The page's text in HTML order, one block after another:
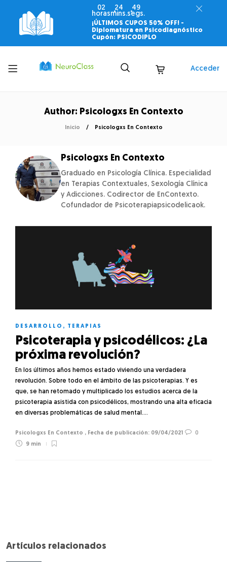
02
horas
24
mins.
49
segs.
¡ÚLTIMOS CUPOS 50% OFF! -
Diplomatura en Psicodiagnóstico
Cupón: PSICODIPLO
Toggle
menu
Acceder
Author: Psicologxs En Contexto
Inicio Psicologxs En Contexto
Psicologxs En Contexto
Graduado en Psicología Clínica. Especialidad
en Terapias Contextuales, Sexología Clínica
y Adicciones. Codirector de EnContexto.
Cofundador de Psicoterapiapsicodelicaok.
DESARROLLO , TERAPIAS
Psicoterapia y psicodélicos: ¿La
próxima revolución?
En los últimos años hemos estado viviendo una verdadera
revolución. Sobre todo en el ámbito de las psicoterapias. Y es
que, se han retomado y multiplicado los estudios acerca de la
psicoterapia asistida con psicodélicos, mostrando una alta eficacia
en diversas problemáticas de salud mental….
Psicologxs En Contexto , 09/04/2021
0
9 min
Artículos relacionados